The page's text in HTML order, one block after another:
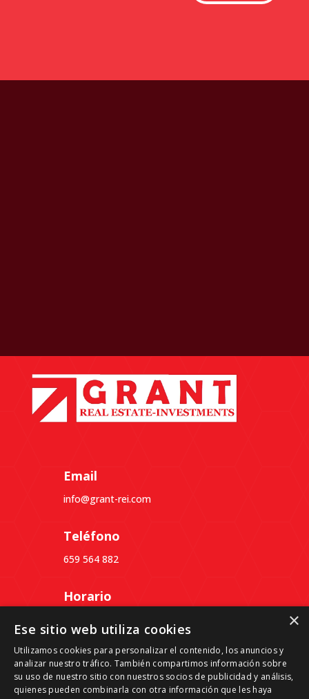
Email
info@grant-rei.com
Teléfono
659 564 882
Horario
Viernes: 09:30 a 14:00
Dirección
×
Ese sitio web utiliza cookies
Utilizamos cookies para personalizar el contenido, los anuncios y
analizar nuestro tráfico. También compartimos información sobre
su uso de nuestro sitio con nuestros socios de publicidad y análisis,
quienes pueden combinarla con otra información que les haya